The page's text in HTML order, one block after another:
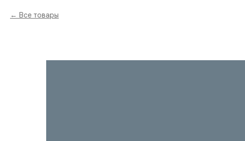
Все товары